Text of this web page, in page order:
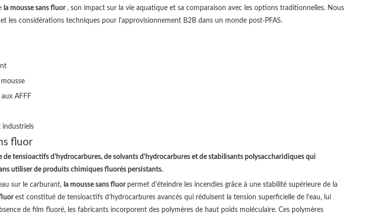
la mousse sans fluor , son impact sur la vie aquatique et sa comparaison avec les options traditionnelles. Nous
les considérations techniques pour l'approvisionnement B2B dans un monde post-PFAS.
AFFF
industriels
fluor
tensioactifs d'hydrocarbures, de solvants d'hydrocarbures et de stabilisants polysaccharidiques qui
utiliser de produits chimiques fluorés persistants.
sur le carburant, la mousse sans fluor permet d'éteindre les incendies grâce à une stabilité supérieure de la
est constitué de tensioactifs d’hydrocarbures avancés qui réduisent la tension superficielle de l’eau, lui
de film fluoré, les fabricants incorporent des polymères de haut poids moléculaire. Ces polymères